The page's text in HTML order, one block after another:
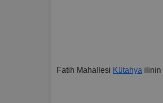
Fatih Mahallesi Kütahya ilinin